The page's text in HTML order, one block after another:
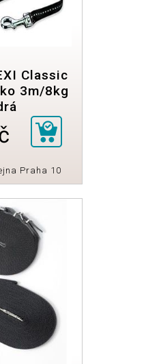
Classic
3m/8kg
Praha 10